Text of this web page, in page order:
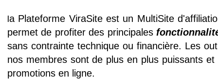
la Plateforme ViraSite est un MultiSite
permet de profiter des principales
sans contrainte technique ou financière. Les
nos membres sont de plus en plus puissants
promotions en ligne.